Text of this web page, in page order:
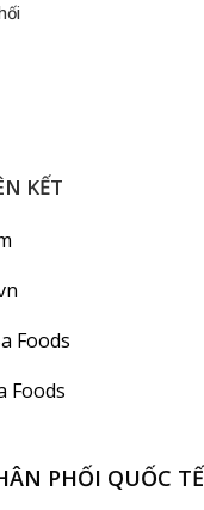
KẾT
Foods
Foods
PHỐI QUỐC TẾ